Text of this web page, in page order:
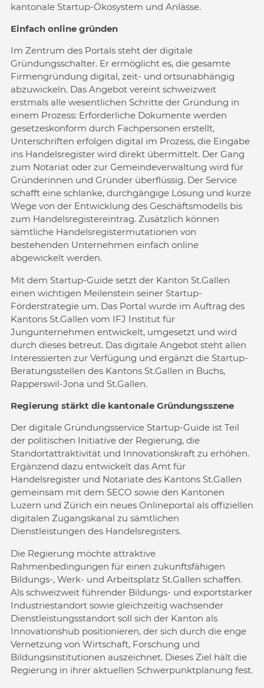
kantonale Startup-Ökosystem und Anlässe.
Einfach online gründen
Im Zentrum des Portals steht der digitale
Gründungsschalter. Er ermöglicht es, die gesamte
Firmengründung digital, zeit- und ortsunabhängig
abzuwickeln. Das Angebot vereint schweizweit
erstmals alle wesentlichen Schritte der Gründung in
einem Prozess: Erforderliche Dokumente werden
gesetzeskonform durch Fachpersonen erstellt,
Unterschriften erfolgen digital im Prozess, die Eingabe
ins Handelsregister wird direkt übermittelt. Der Gang
zum Notariat oder zur Gemeindeverwaltung wird für
Gründerinnen und Gründer überflüssig. Der Service
schafft eine schlanke, durchgängige Lösung und kurze
Wege von der Entwicklung des Geschäftsmodells bis
zum Handelsregistereintrag. Zusätzlich können
sämtliche Handelsregistermutationen von
bestehenden Unternehmen einfach online
abgewickelt werden.
Mit dem Startup-Guide setzt der Kanton St.Gallen
einen wichtigen Meilenstein seiner Startup-
Förderstrategie um. Das Portal wurde im Auftrag des
Kantons St.Gallen vom IFJ Institut für
Jungunternehmen entwickelt, umgesetzt und wird
durch dieses betreut. Das digitale Angebot steht allen
Interessierten zur Verfügung und ergänzt die Startup-
Beratungsstellen des Kantons St.Gallen in Buchs,
Rapperswil-Jona und St.Gallen.
Regierung stärkt die kantonale Gründungsszene
Der digitale Gründungsservice Startup-Guide ist Teil
der politischen Initiative der Regierung, die
Standortattraktivität und Innovationskraft zu erhöhen.
Ergänzend dazu entwickelt das Amt für
Handelsregister und Notariate des Kantons St.Gallen
gemeinsam mit dem SECO sowie den Kantonen
Luzern und Zürich ein neues Onlineportal als offiziellen
digitalen Zugangskanal zu sämtlichen
Dienstleistungen des Handelsregisters.
Die Regierung möchte attraktive
Rahmenbedingungen für einen zukunftsfähigen
Bildungs-, Werk- und Arbeitsplatz St.Gallen schaffen.
Als schweizweit führender Bildungs- und exportstarker
Industriestandort sowie gleichzeitig wachsender
Dienstleistungsstandort soll sich der Kanton als
Innovationshub positionieren, der sich durch die enge
Vernetzung von Wirtschaft, Forschung und
Bildungsinstitutionen auszeichnet. Dieses Ziel hält die
Regierung in ihrer aktuellen Schwerpunktplanung fest.